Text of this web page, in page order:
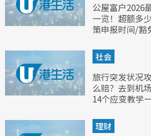
公屋富户2026
一览！超额多
策申报时间/豁
社会
旅行突发状况
么赔？去到机
14个应变教学
理财